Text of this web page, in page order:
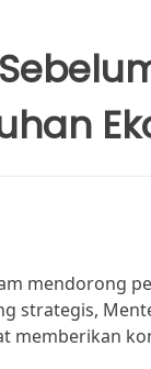
mendorong
strategis,
memberikan